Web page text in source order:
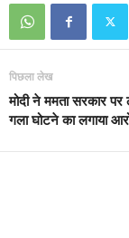
पिछला लेख
मोदी ने ममता सरकार
गला घोटने का लगाया